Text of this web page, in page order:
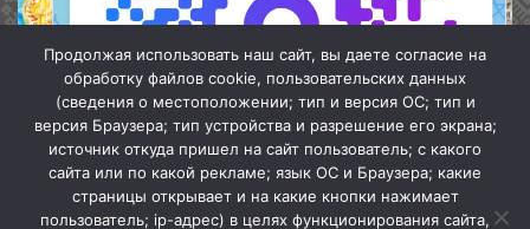
Продолжая использовать наш сайт, вы даете согласие на
обработку файлов cookie, пользовательских данных
(сведения о местоположении; тип и версия ОС; тип и
версия Браузера; тип устройства и разрешение его экрана;
источник откуда пришел на сайт пользователь; с какого
сайта или по какой рекламе; язык ОС и Браузера; какие
страницы открывает и на какие кнопки нажимает
пользователь; ip-адрес) в целях функционирования сайта,